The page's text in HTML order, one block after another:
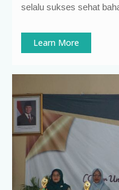
selalu sukses sehat
Learn More